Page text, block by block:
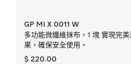
GP MI X 0011 W
多功能微纖維抹布，1 塊 實現完
果，確保安全使用。
$ 220.00